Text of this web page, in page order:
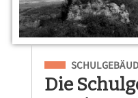
Eingeordnet unter
Die